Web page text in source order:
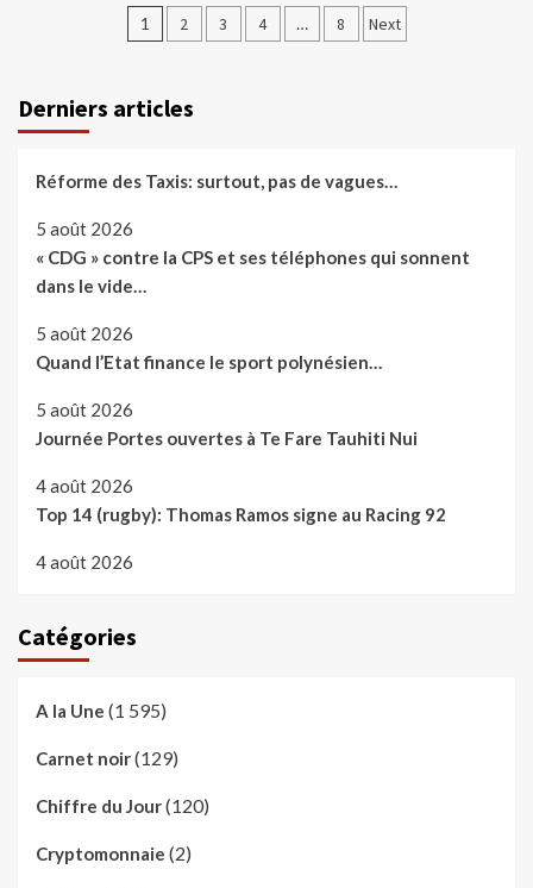
Pagination
publications
1 2 3 4 … 8 Next
Derniers articles
Réforme des Taxis: surtout, pas de vagues…
5 août 2026
« CDG » contre la CPS et ses téléphones qui sonnent
dans le vide…
5 août 2026
Quand l’Etat finance le sport polynésien…
5 août 2026
Journée Portes ouvertes à Te Fare Tauhiti Nui
4 août 2026
Top 14 (rugby): Thomas Ramos signe au Racing 92
4 août 2026
Catégories
A la Une (1 595)
Carnet noir(129)
Chiffre du Jour(120)
Cryptomonnaie (2)